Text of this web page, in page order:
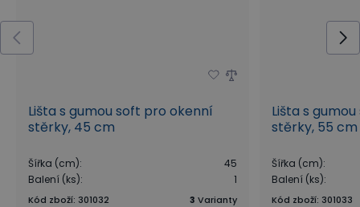
Lišta s gumou soft pro okenní
stěrky, 45 cm
Šířka (cm):
45
Balení (ks): 1
Kód zboží: 301032 3 Varianty
Lišta s
stěrky, 55 cm
Šířka (cm):
Balení (ks):
Kód zboží: 301033